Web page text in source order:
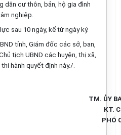
dân cư thôn, bản, hộ gia đình
nghiệp.
sau 10 ngày, kể từ ngày ký.
tỉnh, Giám đốc các sở, ban,
tịch UBND các huyện, thị xã,
hành quyết định này./.
TM. ỦY
KT.
PHÓ